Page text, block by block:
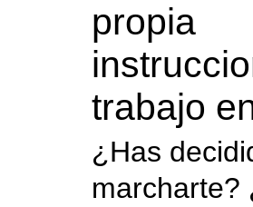
trabajo
¿Has
marcharte?